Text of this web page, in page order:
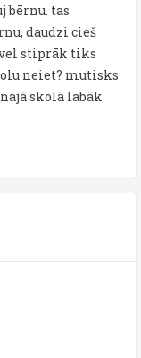
bērnu. tas
daudzi cieš
vel stiprāk tiks
neiet? mutisks
skolā labāk